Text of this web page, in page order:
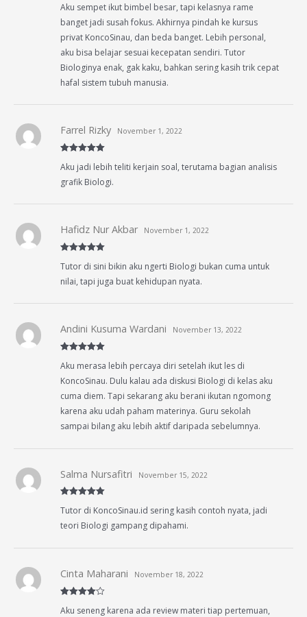
of 5
Aku sempet ikut bimbel besar, tapi kelasnya rame
banget jadi susah fokus. Akhirnya pindah ke kursus
privat KoncoSinau, dan beda banget. Lebih personal,
aku bisa belajar sesuai kecepatan sendiri. Tutor
Biologinya enak, gak kaku, bahkan sering kasih trik cepat
hafal sistem tubuh manusia.
of 5
Farrel Rizky November 1, 2022
Aku jadi lebih teliti kerjain soal, terutama bagian analisis
grafik Biologi.
of 5
Hafidz Nur Akbar November 1, 2022
Tutor di sini bikin aku ngerti Biologi bukan cuma untuk
nilai, tapi juga buat kehidupan nyata.
of 5
Andini Kusuma Wardani November 13, 2022
Aku merasa lebih percaya diri setelah ikut les di
KoncoSinau. Dulu kalau ada diskusi Biologi di kelas aku
cuma diem. Tapi sekarang aku berani ikutan ngomong
karena aku udah paham materinya. Guru sekolah
sampai bilang aku lebih aktif daripada sebelumnya.
of 5
Salma Nursafitri November 15, 2022
Tutor di KoncoSinau.id sering kasih contoh nyata, jadi
teori Biologi gampang dipahami.
out of 5
Cinta Maharani November 18, 2022
Aku seneng karena ada review materi tiap pertemuan,